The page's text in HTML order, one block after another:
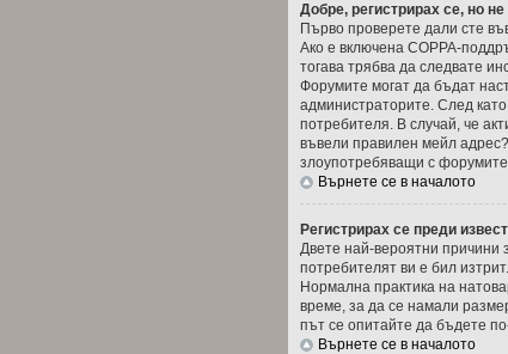
Добре, регистрирах се, но
Първо проверете дали сте
Ако е включена COPPA-
тогава трябва да следвате
Форумите могат да бъдат
администраторите. След
потребителя. В случай, че
въвели правилен мейл
злоупотребяващи с
Върнете се в началото
Регистрирах се преди
Двете най-вероятни причини
потребителят ви е бил
Нормална практика на
време, за да се намали
път се опитайте да бъдете
Върнете се в началото